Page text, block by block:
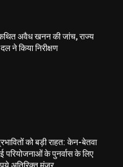
कथित अवैध खनन की जांच, राज्य
ने किया निरीक्षण
को बड़ी राहत: केन-बेतवा
परियोजनाओं के पुनर्वास के लिए
अतिरिक्त मंजूर